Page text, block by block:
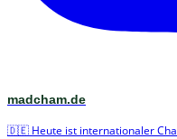
madcham.de
🇩🇪 Heute ist internationaler